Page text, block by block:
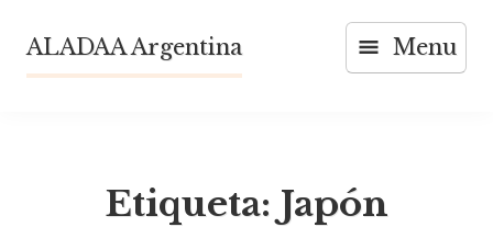
content
ALADAA Argentina Menu
Etiqueta: Japón